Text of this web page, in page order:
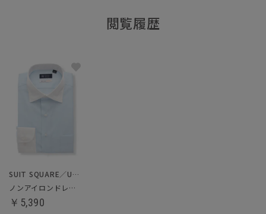
閲覧履歴
SUIT SQUARE／UNIVERSAL LANGUAGE
ノンアイロンドレスシャツ
￥5,390